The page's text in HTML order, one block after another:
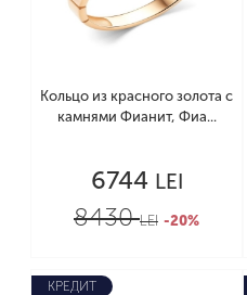
Кольцо из красного золота с
камнями Фианит, Фиа...
6744 LEI
8430LEI -20%
КРЕДИТ